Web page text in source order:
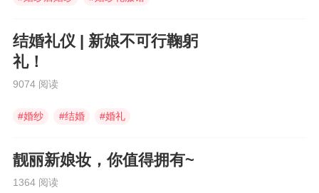
结婚礼仪 | 新娘不可行鞠躬
礼！
9074 阅读
#婚纱 #结婚 #婚礼
靓丽新娘妆，你值得拥有~
1364 阅读